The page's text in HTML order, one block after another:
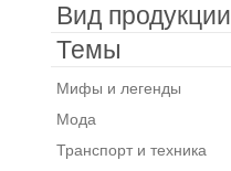
Вид продукции
Темы
Мифы и легенды
Мода
Транспорт и техника